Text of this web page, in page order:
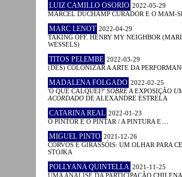
LUIZ CAMILLO OSORIO 2022-05-29
MARCEL DUCHAMP CURADOR E O MAM-
MARC LENOT 2022-04-29
TAKING OFF. HENRY MY NEIGHBOR
WESSELS)
TITOS PELEMBE 2022-03-29
(DES) COLONIZAR A ARTE DA
MADALENA FOLGADO 2022-02-25
'O QUE CALQUEI?' SOBRE A EXPOSIÇÃO
ACORDADO DE ALEXANDRE ESTRELA
CATARINA REAL 2022-01-23
O PINTOR E O PINTAR / A PINTURA E ...
MIGUEL PINTO 2021-12-26
CORVOS E GIRASSÓIS: UM OLHAR PARA
STOJKA
POLLYANA QUINTELLA 2021-11-25
UMA ANÁLISE DA PARTICIPAÇÃO